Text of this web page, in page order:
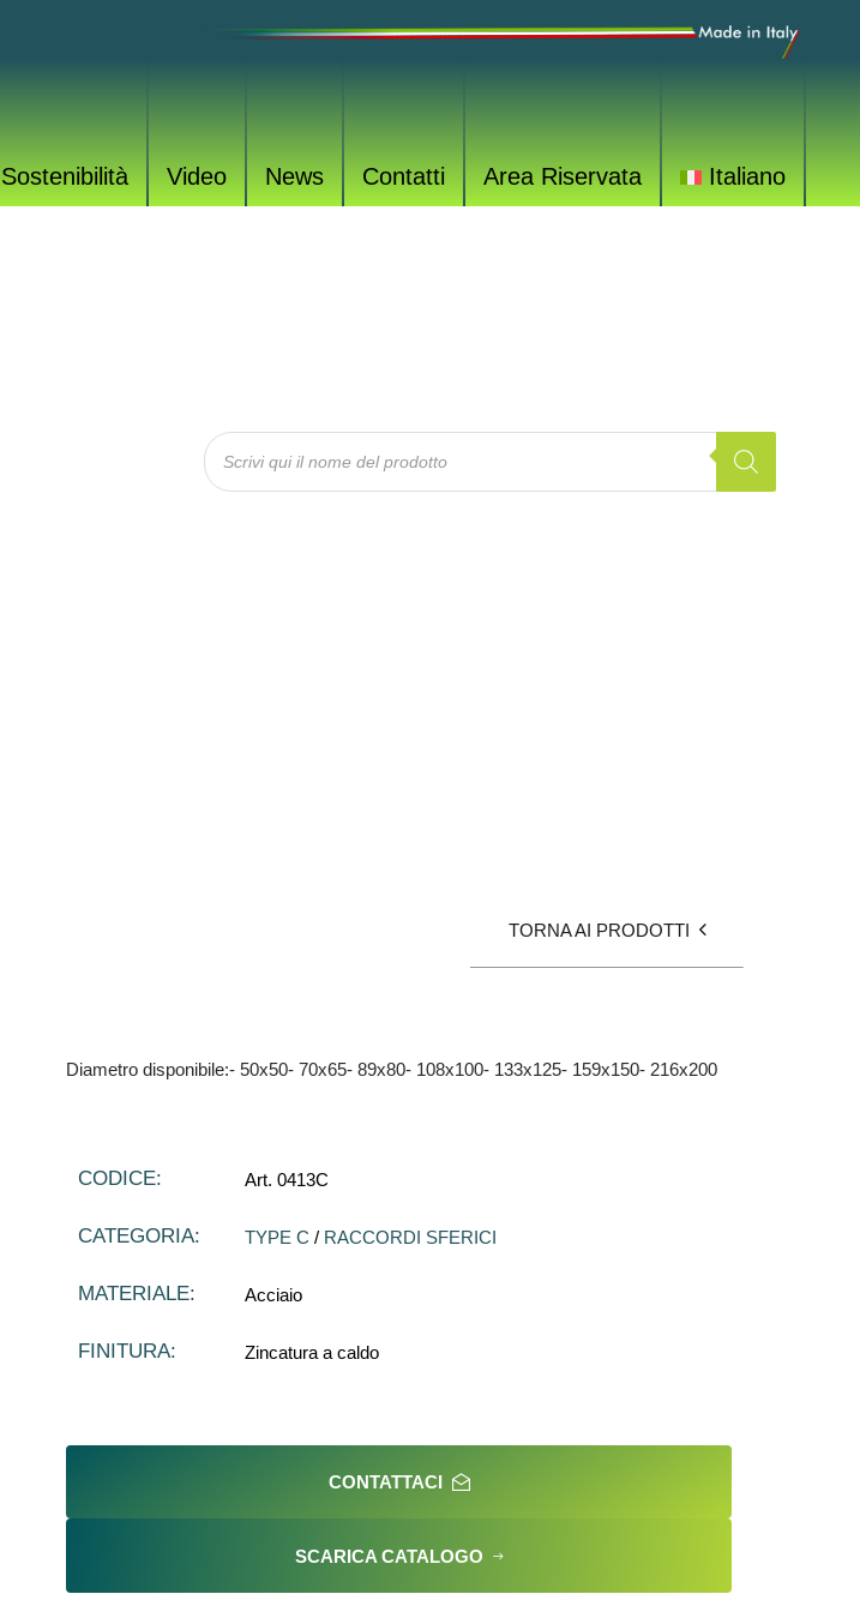
Sostenibilità Video News Contatti Area Riservata Italiano
TORNA AI PRODOTTI
Diametro disponibile:- 50x50- 70x65- 89x80- 108x100- 133x125- 159x150- 216x200
CODICE: Art. 0413C
CATEGORIA: TYPE C / RACCORDI SFERICI
MATERIALE: Acciaio
FINITURA: Zincatura a caldo
CONTATTACI
SCARICA CATALOGO